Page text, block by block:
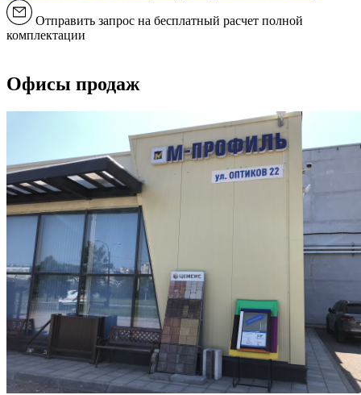
Отправить запрос на бесплатный расчет полной
комплектации
Офисы продаж